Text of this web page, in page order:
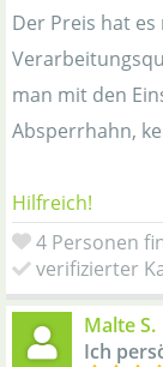
Der Preis hat
man mit den
Absperrhahn,
Hilfreich!
4 Personen
verifizierter
Malte S.
Ich